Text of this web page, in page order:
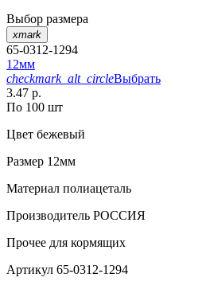
Выбор размера
xmark
65-0312-1294
12мм
checkmark_alt_circleВыбрать
3.47 р.
По 100 шт
Цвет бежевый
Размер 12мм
Материал полиацеталь
Производитель РОССИЯ
Прочее для кормящих
Артикул 65-0312-1294